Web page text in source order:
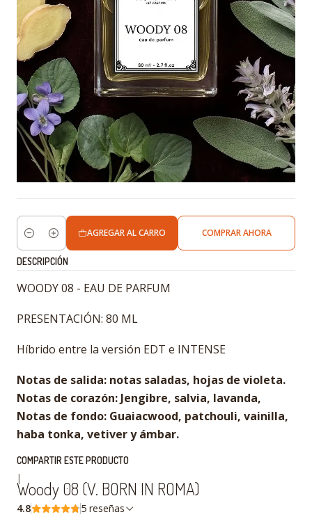
Cantidad
AGREGAR AL CARRO COMPRAR AHORA
DESCRIPCIÓN
WOODY 08 - EAU DE PARFUM
PRESENTACIÓN: 80 ML
Híbrido entre la versión EDT e INTENSE
Notas de salida: notas saladas, hojas de violeta.
Notas de corazón: Jengibre, salvia, lavanda,
Notas de fondo: Guaiacwood, patchouli, vainilla,
haba tonka, vetiver y ámbar.
COMPARTIR ESTE PRODUCTO
|
Woody 08 (V. BORN IN ROMA)
4.8 5 reseñas